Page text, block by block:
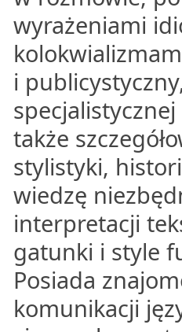
wyrażeniami
i
także
stylistyki,
wiedzę
interpretacji
gatunki i style
Posiada
komunikacji